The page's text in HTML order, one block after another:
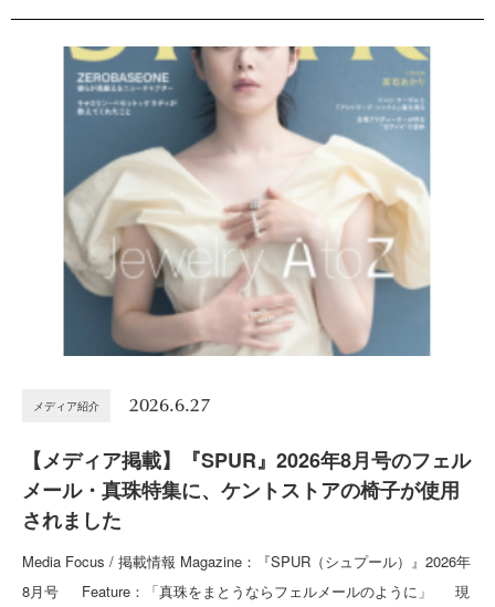
メディア紹介 2026.6.27
【メディア掲載】『SPUR』2026年8月号のフェル
メール・真珠特集に、ケントストアの椅子が使用
されました
Media Focus / 掲載情報 Magazine：『SPUR（シュプール）』2026年
8月号 Feature：「真珠をまとうならフェルメールのように」 現